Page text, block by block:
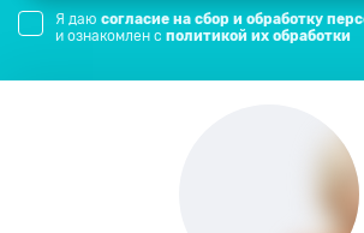
Я даю согласие на сбор и обработку
и ознакомлен с политикой их обработки